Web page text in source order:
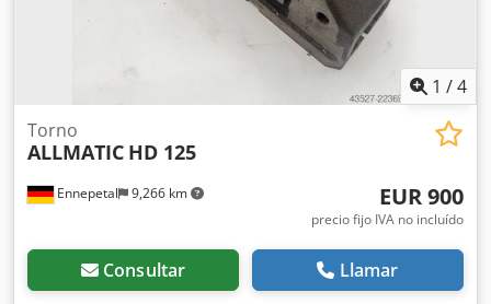
1 /4
Ennepetal 9,266 km
Torno
ALLMATIC HD 125
EUR 900
precio fijo IVA no incluído
Consultar Llamar